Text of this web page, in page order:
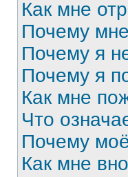
Как мне
Почему
Почему я
Почему я
Как мне
Что
Почему
Как мне